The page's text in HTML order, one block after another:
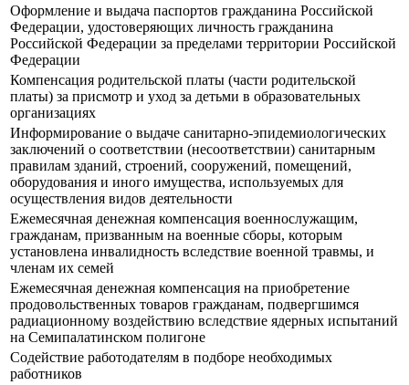
Оформление и выдача паспортов гражданина Российской
Федерации, удостоверяющих личность гражданина
Российской Федерации за пределами территории Российской
Федерации
Компенсация родительской платы (части родительской
платы) за присмотр и уход за детьми в образовательных
организациях
Информирование о выдаче санитарно-эпидемиологических
заключений о соответствии (несоответствии) санитарным
правилам зданий, строений, сооружений, помещений,
оборудования и иного имущества, используемых для
осуществления видов деятельности
Ежемесячная денежная компенсация военнослужащим,
гражданам, призванным на военные сборы, которым
установлена инвалидность вследствие военной травмы, и
членам их семей
Ежемесячная денежная компенсация на приобретение
продовольственных товаров гражданам, подвергшимся
радиационному воздействию вследствие ядерных испытаний
на Семипалатинском полигоне
Содействие работодателям в подборе необходимых
работников